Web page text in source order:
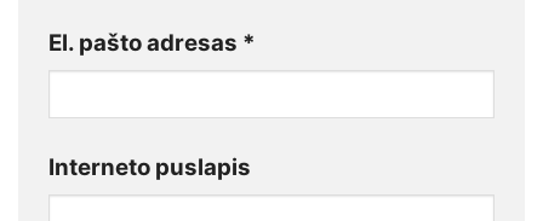
El. pašto adresas *
Interneto puslapis